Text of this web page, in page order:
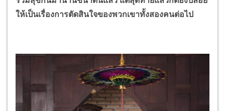
ให้เป็นเรื่องการตัดสินใจของพวกเขาทั้งสองคนต่อไป